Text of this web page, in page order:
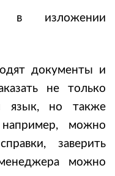
в изложении
документы и
не только
язык, но также
например, можно
заверить
можно